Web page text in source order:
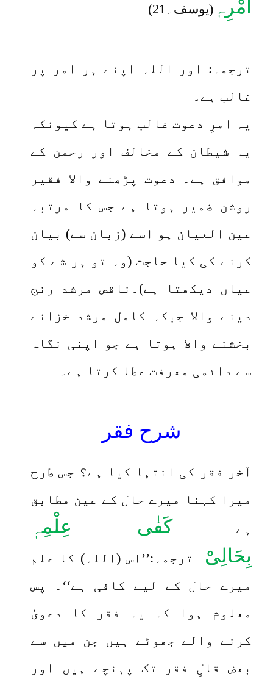
اَمْرِہٖ (یوسف۔21)
ترجمہ: اور اللہ اپنے ہر امر پر
غالب ہے۔
یہ امرِ دعوت غالب ہوتا ہے کیونکہ
یہ شیطان کے مخالف اور رحمن کے
موافق ہے۔ دعوت پڑھنے والا فقیر
روشن ضمیر ہوتا ہے جس کا مرتبہ
عین العیان ہو اسے (زبان سے) بیان
کرنے کی کیا حاجت (وہ تو ہر شے کو
عیاں دیکھتا ہے)۔ناقص مرشد رنج
دینے والا جبکہ کامل مرشد خزانے
بخشنے والا ہوتا ہے جو اپنی نگاہ
سے دائمی معرفت عطا کرتا ہے۔
شرح فقر
آخر فقر کی انتہا کیا ہے؟ جس طرح
میرا کہنا میرے حال کے عین مطابق
ہے کَفٰی عِلْمِہٖ
بِحَالِیْ
ترجمہ:’’اس (اللہ) کا علم
میرے حال کے لیے کافی ہے‘‘۔ پس
معلوم ہوا کہ یہ فقر کا دعویٰ
کرنے والے جھوٹے ہیں جن میں سے
بعض قالِ فقر تک پہنچے ہیں اور